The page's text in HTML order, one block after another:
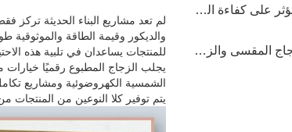
لم تعد مشاريع البناء الحديثة تركز
والديكور وقيمة الطاقة
للمنتجات يساعدان في تلبية هذه
يجلب الزجاج المطبوع رقميًا
يتم توفير كلا النوعين من
ما هي العوامل التي تؤثر على كفاءة الطاقة للزجاج العازل
كيفية التمييز بين الزجاج المقسى والزجاج العادي Bwtween؟